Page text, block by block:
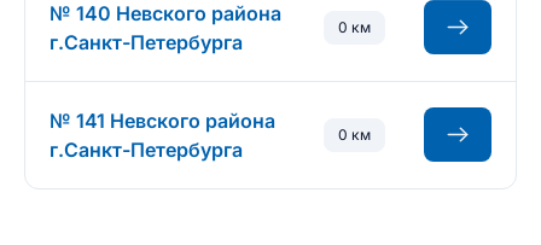
№ 140 Невского района
г.Санкт-Петербурга
0 км
№ 141 Невского района
г.Санкт-Петербурга
0 км